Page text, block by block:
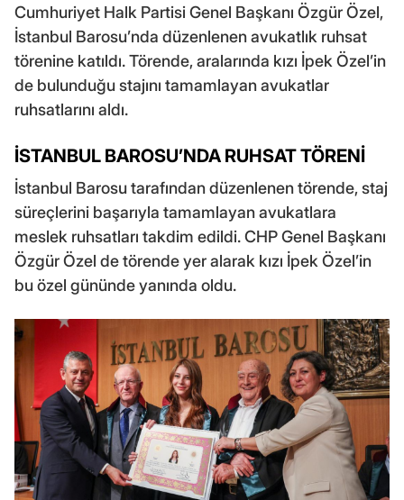
Cumhuriyet Halk Partisi Genel Başkanı Özgür Özel,
İstanbul Barosu’nda düzenlenen avukatlık ruhsat
törenine katıldı. Törende, aralarında kızı İpek Özel’in
de bulunduğu stajını tamamlayan avukatlar
ruhsatlarını aldı.
İSTANBUL BAROSU’NDA RUHSAT TÖRENİ
İstanbul Barosu tarafından düzenlenen törende, staj
süreçlerini başarıyla tamamlayan avukatlara
meslek ruhsatları takdim edildi. CHP Genel Başkanı
Özgür Özel de törende yer alarak kızı İpek Özel’in
bu özel gününde yanında oldu.